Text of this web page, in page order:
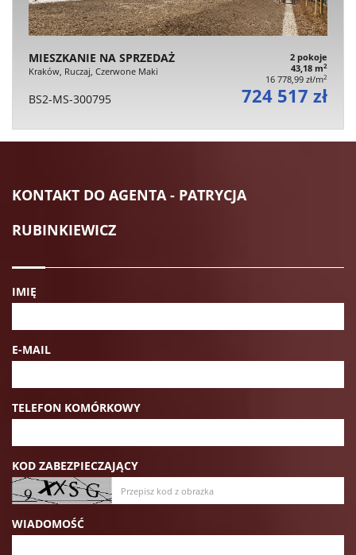
MIESZKANIE NA SPRZEDAŻ
Kraków, Ruczaj, Czerwone Maki
2 pokoje
43,18 m2
16 778,99 zł/m2
BS2-MS-300795 724 517 zł
KONTAKT DO AGENTA - PATRYCJA
RUBINKIEWICZ
IMIĘ
E-MAIL
TELEFON KOMÓRKOWY
KOD ZABEZPIECZAJĄCY
WIADOMOŚĆ